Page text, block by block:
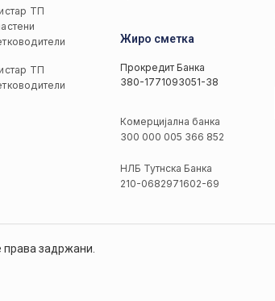
ТП
ТП
Жиро сметка
Прокредит Банка
380-1771093051-38
Комерцијална банка
300 000 005 366 852
НЛБ Тутнска Банка
210-0682971602-69
задржани.